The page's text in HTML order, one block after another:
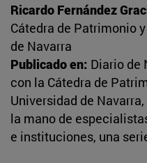
Ricardo Fernández
Cátedra de Patrimonio
de Navarra
Publicado en: Diario de
con la Cátedra de
Universidad de
la mano de
e instituciones, una